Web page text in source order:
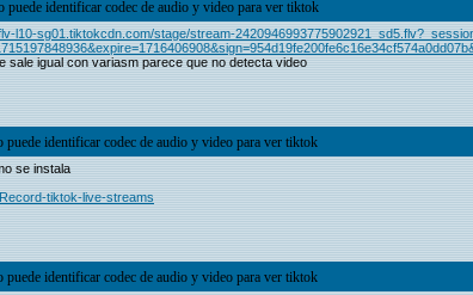
puede identificar codec de audio y video para ver tiktok
l10-sg01.tiktokcdn.com/stage/stream-
sale igual con variasm parece que no detecta video
puede identificar codec de audio y video para ver tiktok
se instala
tiktok-live-streams
puede identificar codec de audio y video para ver tiktok